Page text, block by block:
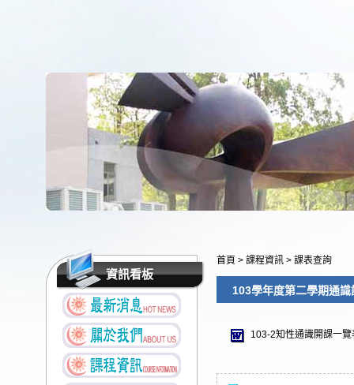
資訊看板
首頁 > 課程資訊 > 課表查詢
103學年度第二學期通
103-2知性通識開課一覽